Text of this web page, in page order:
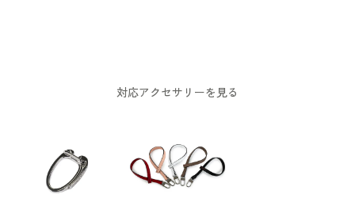
対応アクセサリーを見る